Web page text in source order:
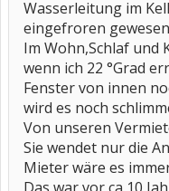
Wasserleitung im
eingefroren
Im Wohn,Schlaf und
wenn ich 22 °Grad
Fenster von innen
wird es noch
Von unseren
Sie wendet nur die
Mieter wäre es